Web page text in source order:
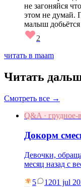
не загоняйся
этом не думай.
малыш добьётся
2
читать в maam
Читать
Смотреть все →
Q&A · грудное-
Докорм
Девочки,
месяц назад с
5 1201 jul